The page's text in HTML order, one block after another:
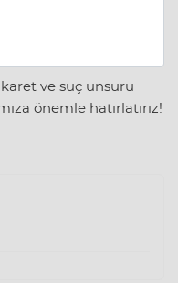
ve suç unsuru
önemle hatırlatırız!